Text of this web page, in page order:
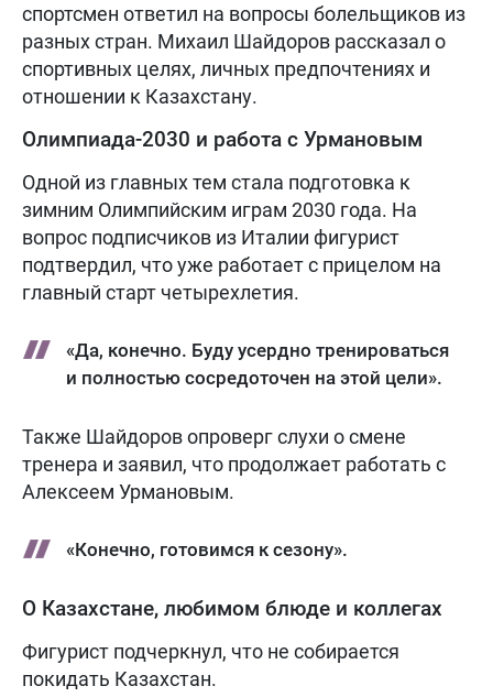
спортсмен ответил на вопросы болельщиков из
разных стран. Михаил Шайдоров рассказал о
спортивных целях, личных предпочтениях и
отношении к Казахстану.
Олимпиада-2030 и работа с Урмановым
Одной из главных тем стала подготовка к
зимним Олимпийским играм 2030 года. На
вопрос подписчиков из Италии фигурист
подтвердил, что уже работает с прицелом на
главный старт четырехлетия.
«Да, конечно. Буду усердно тренироваться
и полностью сосредоточен на этой цели».
Также Шайдоров опроверг слухи о смене
тренера и заявил, что продолжает работать с
Алексеем Урмановым.
«Конечно, готовимся к сезону».
О Казахстане, любимом блюде и коллегах
Фигурист подчеркнул, что не собирается
покидать Казахстан.